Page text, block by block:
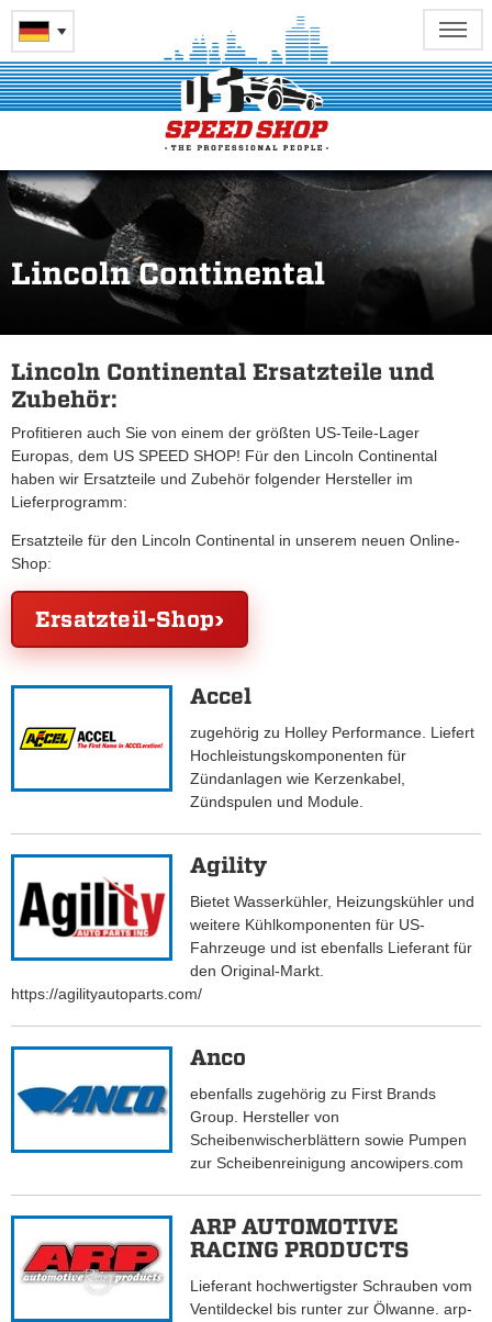
Lincoln Continental
Lincoln Continental Ersatzteile und
Zubehör:
Profitieren auch Sie von einem der größten US-Teile-Lager
Europas, dem US SPEED SHOP! Für den Lincoln Continental
haben wir Ersatzteile und Zubehör folgender Hersteller im
Lieferprogramm:
Ersatzteile für den Lincoln Continental in unserem neuen Online-
Shop:
Ersatzteil-Shop
Accel
zugehörig zu Holley Performance. Liefert
Hochleistungskomponenten für
Zündanlagen wie Kerzenkabel,
Zündspulen und Module.
Agility
Bietet Wasserkühler, Heizungskühler und
weitere Kühlkomponenten für US-
Fahrzeuge und ist ebenfalls Lieferant für
den Original-Markt.
https://agilityautoparts.com/
Anco
ebenfalls zugehörig zu First Brands
Group. Hersteller von
Scheibenwischerblättern sowie Pumpen
zur Scheibenreinigung ancowipers.com
ARP AUTOMOTIVE
RACING PRODUCTS
Lieferant hochwertigster Schrauben vom
Ventildeckel bis runter zur Ölwanne. arp-